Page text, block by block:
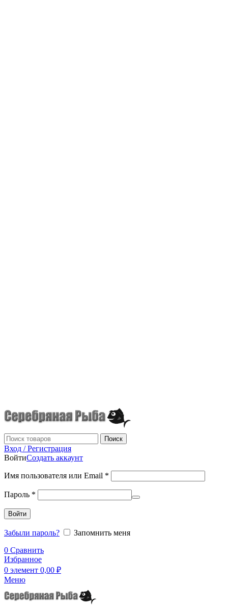
Поиск
Вход / Регистрация
ВойтиСоздать аккаунт
Имя пользователя или Email *
Пароль *
Войти
Забыли пароль?
Запомнить меня
0 Сравнить
Избранное
0 элемент 0,00 ₽
Меню